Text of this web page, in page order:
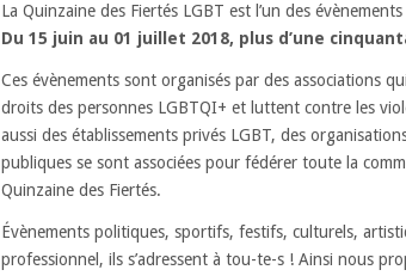
La Quinzaine des Fiertés LGBT est l’un des
Du 15 juin au 01 juillet 2018, plus d’une
Ces évènements sont organisés par des associations
droits des personnes LGBTQI+ et luttent contre les
aussi des établissements privés LGBT, des
publiques se sont associées pour fédérer toute la
Quinzaine des Fiertés.
Évènements politiques, sportifs, festifs, culturels,
professionnel, ils s’adressent à tou-te-s ! Ainsi nous